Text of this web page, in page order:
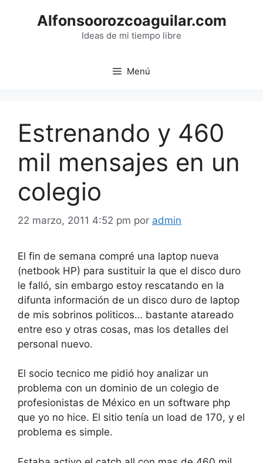
Alfonsoorozcoaguilar.com
Ideas de mi tiempo libre
Menú
Estrenando y 460
mil mensajes en un
colegio
22 marzo, 2011 4:52 pm por admin
El fin de semana compré una laptop nueva
(netbook HP) para sustituir la que el disco duro
le falló, sin embargo estoy rescatando en la
difunta información de un disco duro de laptop
de mis sobrinos politicos… bastante atareado
entre eso y otras cosas, mas los detalles del
personal nuevo.
El socio tecnico me pidió hoy analizar un
problema con un dominio de un colegio de
profesionistas de México en un software php
que yo no hice. El sitio tenía un load de 170, y el
problema es simple.